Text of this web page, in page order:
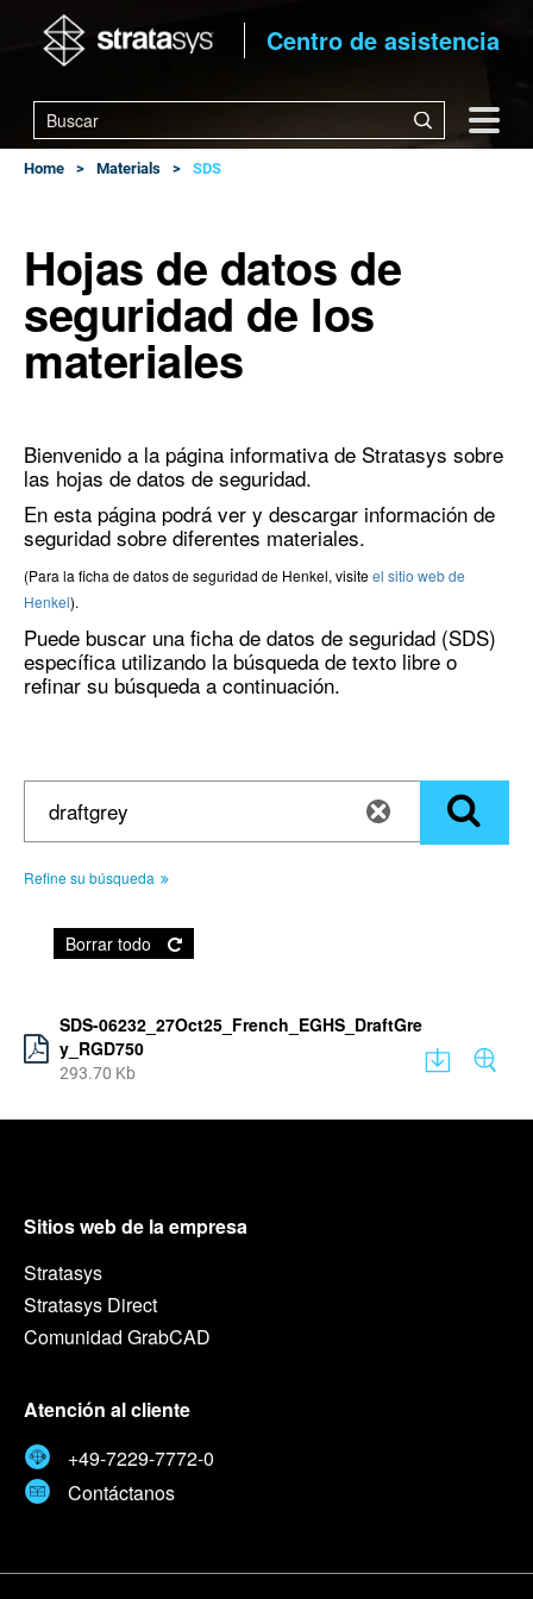
Centro de asistencia
Home Materials SDS
Hojas de datos de
seguridad de los
materiales
Bienvenido a la página informativa de Stratasys sobre
las hojas de datos de seguridad.
En esta página podrá ver y descargar información de
seguridad sobre diferentes materiales.
(Para la ficha de datos de seguridad de Henkel, visiteel sitio web de
Henkel).
Puede buscar una ficha de datos de seguridad (SDS)
específica utilizando la búsqueda de texto libre o
refinar su búsqueda a continuación.
Refine su búsqueda
Borrar todo
SDS-06232_27Oct25_French_EGHS_DraftGre
y_RGD750
293.70 Kb
Sitios web de la empresa
Stratasys
Stratasys Direct
Comunidad GrabCAD
Atención al cliente
+49-7229-7772-0
Contáctanos